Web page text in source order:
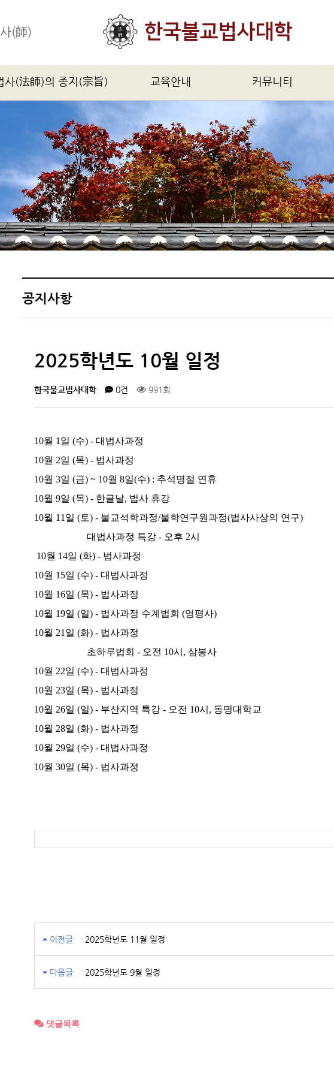
(師)
사(法師)의 종지(宗旨) 교육안내
법사과정(1년)
대법사과정(2년)
불학연구원과정(5년)
불교석학과정(2년)
불교의식과정(특별과정)
커뮤니티
법사불교신문
자유게시판
문의 및 답변
공지사항
2025학년도 10월 일정
한국불교법사대학 0건 991회
10월 1일 (수) - 대법사과정
10월 2일 (목) - 법사과정
10월 3일 (금) ~ 10월 8일(수) : 추석명절 연휴
10월 9일 (목) - 한글날, 법사 휴강
10월 11일 (토) - 불교석학과정/불학연구원과정(법사사상의 연구)
대법사과정 특강 - 오후 2시
10월 14일 (화) - 법사과정
10월 15일 (수) - 대법사과정
10월 16일 (목) - 법사과정
10월 19일 (일) - 법사과정 수계법회 (영평사)
10월 21일 (화) - 법사과정
초하루법회 - 오전 10시, 삼봉사
10월 22일 (수) - 대법사과정
10월 23일 (목) - 법사과정
10월 26일 (일) - 부산지역 특강 - 오전 10시, 동명대학교
10월 28일 (화) - 법사과정
10월 29일 (수) - 대법사과정
10월 30일 (목) - 법사과정
이전글 2025학년도 11월 일정
다음글 2025학년도 9월 일정
댓글목록